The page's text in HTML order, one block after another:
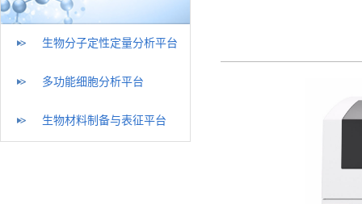
生物分子定性定量分析平台
多功能细胞分析平台
生物材料制备与表征平台